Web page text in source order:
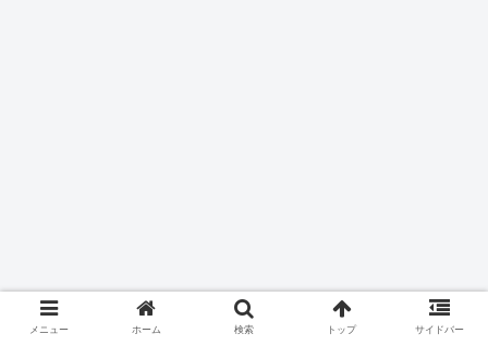
メニュー ホーム 検索 トップ サイドバー